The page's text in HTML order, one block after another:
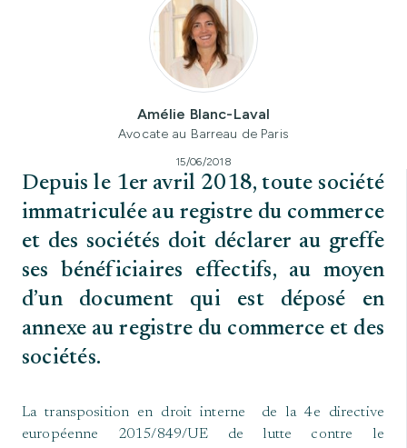
Depuis le 1er avril 2018, toute société
immatriculée au registre du commerce
et des sociétés doit déclarer au greffe
ses bénéficiaires effectifs, au moyen
d’un document qui est déposé en
annexe au registre du commerce et des
sociétés.
La transposition en droit interne de la 4e directive
européenne 2015/849/UE de lutte contre le
Amélie Blanc-Laval
Avocate au Barreau de Paris
15/06/2018